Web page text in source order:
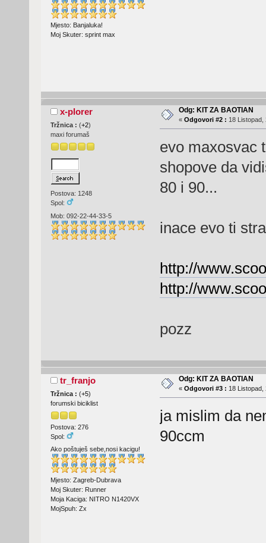
Mjesto: Banjaluka!
Moj Skuter: sprint max
x-plorer
Tržnica : (+2)
maxi forumaš
Postova: 1248
Spol:
Mob: 092-22-44-33-5
Odg: KIT ZA BAOTIAN
« Odgovori #2 : 18 Listopad,
evo maxosvac
shopove da
80 i 90...
inace evo ti
http://
http://
pozz
tr_franjo
Tržnica : (+5)
forumski biciklist
Postova: 276
Spol:
Ako poštuješ sebe,nosi kacigu!
Mjesto: Zagreb-Dubrava
Moj Skuter: Runner
Moja Kaciga: NITRO N1420VX
MojSpuh: Zx
Odg: KIT ZA BAOTIAN
« Odgovori #3 : 18 Listopad,
ja mislim da
90ccm